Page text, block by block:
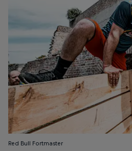
Red Bull Fortmaster